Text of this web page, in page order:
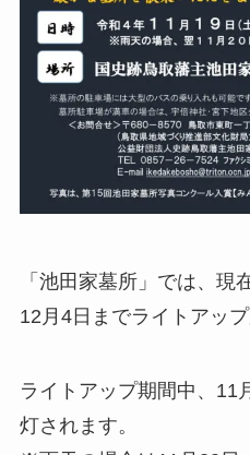
「池田家墓所」では、現
12月4日までライトアッ
ライトアップ期間中、11
灯されます。